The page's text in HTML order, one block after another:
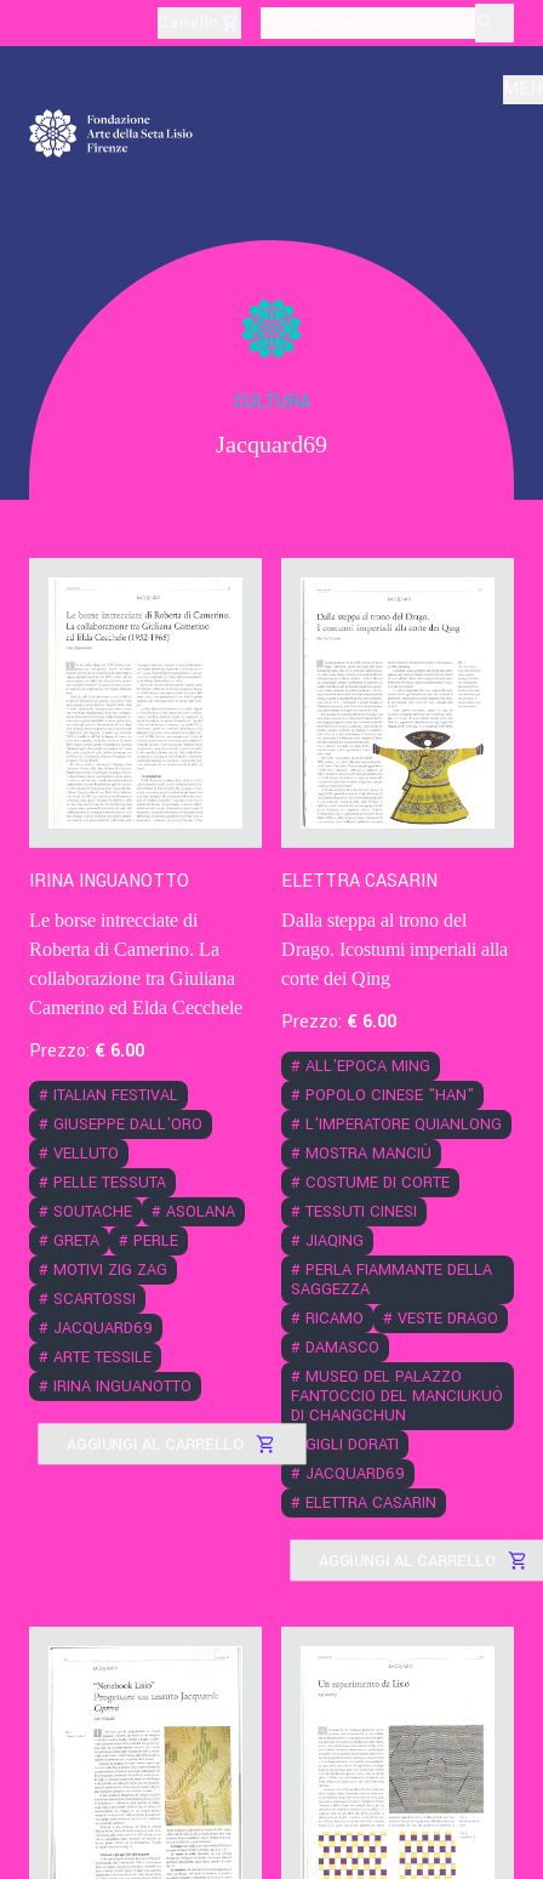
Produzione
Didattica
Cultura
Contatti
Eng
CULTURA
Jacquard69
IRINA INGUANOTTO
Le borse intrecciate di
Roberta di Camerino. La
collaborazione tra Giuliana
Camerino ed Elda Cecchele
Prezzo: € 6.00
# ITALIAN FESTIVAL
# GIUSEPPE DALL'ORO
# VELLUTO
# PELLE TESSUTA
# SOUTACHE # ASOLANA
# GRETA # PERLE
# MOTIVI ZIG ZAG
# SCARTOSSI
# JACQUARD69
# ARTE TESSILE
# IRINA INGUANOTTO
AGGIUNGI AL CARRELLO
ELETTRA CASARIN
Dalla steppa al trono del
Drago. Icostumi imperiali alla
corte dei Qing
Prezzo: € 6.00
# ALL'EPOCA MING
# POPOLO CINESE "HAN"
# L'IMPERATORE QUIANLONG
# MOSTRA MANCIÙ
# COSTUME DI CORTE
# TESSUTI CINESI
# JIAQING
# PERLA FIAMMANTE DELLA
SAGGEZZA
# RICAMO # VESTE DRAGO
# DAMASCO
# MUSEO DEL PALAZZO
FANTOCCIO DEL MANCIUKUÒ
DI CHANGCHUN
GIGLI DORATI
# JACQUARD69
# ELETTRA CASARIN
AGGIUNGI AL CARRELLO